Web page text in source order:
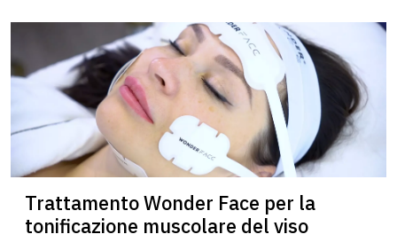
Emma N.
5 su 5
“La radiofrequenza viso è stata una coccola!
Lo rifarò sicuramente!”
Trattamento Wonder Face per la
tonificazione muscolare del viso